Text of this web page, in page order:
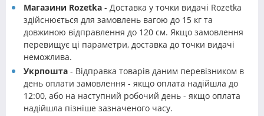
Магазини Rozetka - Доставка у точки видачі Rozetka
здійснюється для замовлень вагою до 15 кг та
довжиною відправлення до 120 см. Якщо замовлення
перевищує ці параметри, доставка до точки видачі
неможлива.
Укрпошта - Відправка товарів даним перевізником в
день оплати замовлення - якщо оплата надійшла до
12:00, або на наступний робочий день - якщо оплата
надійшла пізніше зазначеного часу.